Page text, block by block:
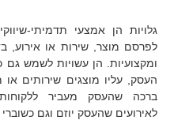
גלויות הן אמצעי תדמיתי-
לפרסם מוצר, שירות או אירוע,
ומקצועיות. הן עשויות לשמש גם
העסק, עליו מוצגים שירותים או
ברכה שהעסק מעביר
לאירועים שהעסק יוזם וגם